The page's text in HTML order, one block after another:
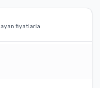
fiyatlarla